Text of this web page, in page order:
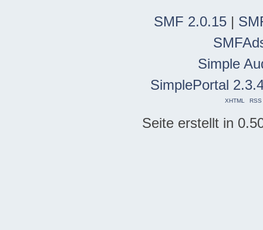
SMF 2.0.15 |
Simple
SimplePortal
XHTML RSS
Seite erstellt in